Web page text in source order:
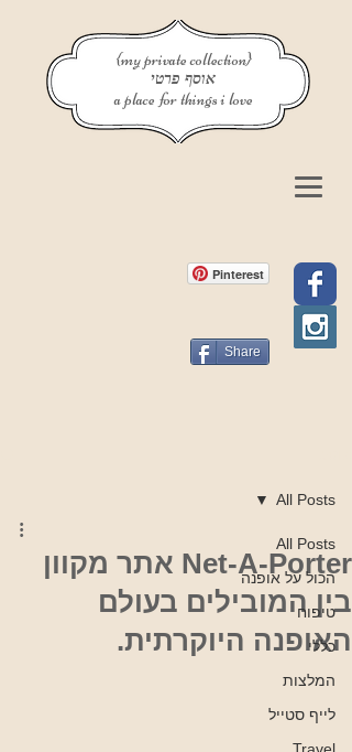
{my private collection}
אוסף פרטי
a place for things i love
Pinterest
Share
All Posts
הכול על אופנה
טיפוח
כללי
המלצות
לייף סטייל
All Posts
Net-A-Porter אתר מקוון
בין המובילים בעולם
האופנה היוקרתית.